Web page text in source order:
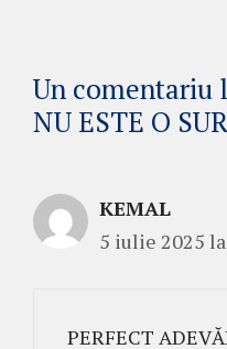
Un comentariu
NU ESTE O
KEMAL
5 iulie 2025
PERFECT